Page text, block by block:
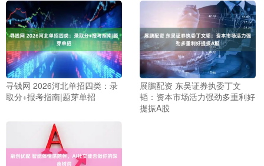
寻钱网 2026河北单招四类：录
取分+报考指南|题芽单招
展鵬配资 东吴证券执委丁文
韬：资本市场活力强劲多重利好
提振A股